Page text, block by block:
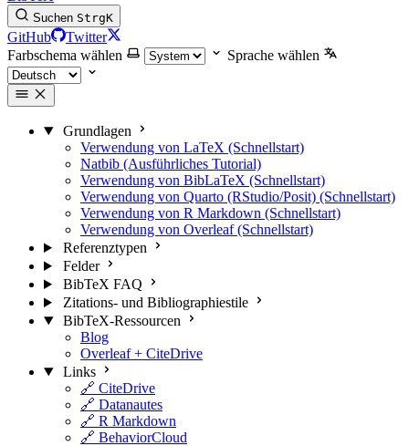
Suchen StrgK
GitHub
Twitter
Farbschema wählen
Sprache wählen
Grundlagen
Verwendung von LaTeX (Schnellstart)
Natbib (Ausführliches Tutorial)
Verwendung von BibLaTeX (Schnellstart)
Verwendung von Quarto (RStudio/Posit) (Schnellstart)
Verwendung von R Markdown (Schnellstart)
Verwendung von Overleaf (Schnellstart)
Referenztypen
Felder
BibTeX FAQ
Zitations- und Bibliographiestile
BibTeX-Ressourcen
Blog
Overleaf + CiteDrive
Links
🔗 CiteDrive
🔗 Datanautes
🔗 R Markdown
🔗 BehaviorCloud